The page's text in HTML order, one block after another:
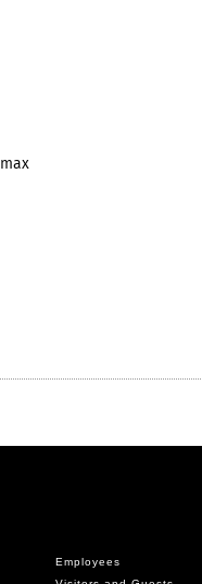
Employees